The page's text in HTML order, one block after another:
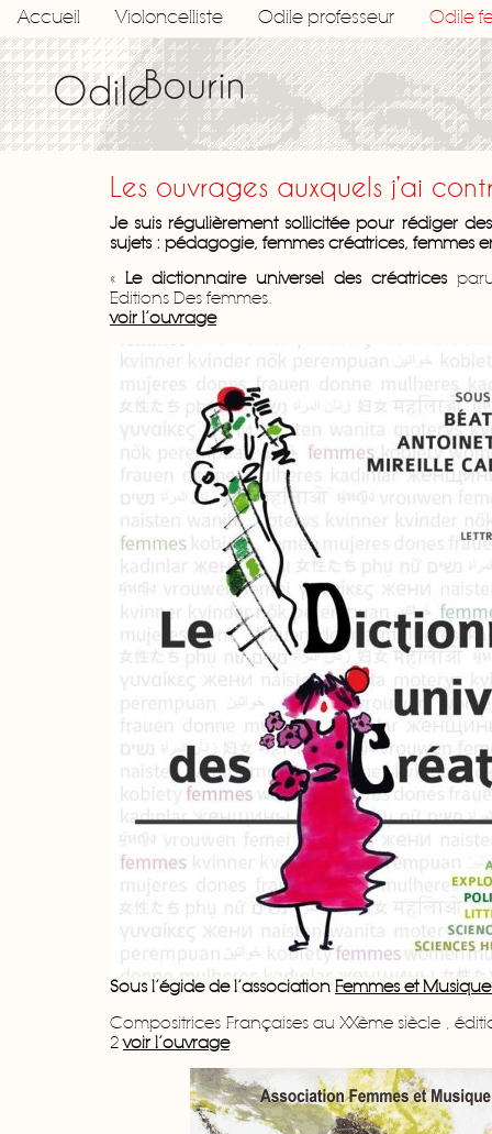
Accueil Violoncelliste Odile professeur Odile
Les ouvrages auxquels j’ai
Je suis régulièrement sollicitée pour rédiger
sujets : pédagogie, femmes créatrices, femmes
« Le dictionnaire universel des créatrices
Editions Des femmes.
voir l’ouvrage
Sous l’égide de l’association Femmes et
Compositrices Françaises au XXème siècle ,
2voir l’ouvrage